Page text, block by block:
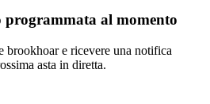
programmata al momento
brookhoar e ricevere una notifica
asta in diretta.